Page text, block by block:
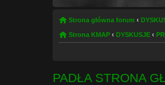
Strona główna forum ‹
Strona KMAP ‹ DYSKUSJE ‹
PADŁA STRONA